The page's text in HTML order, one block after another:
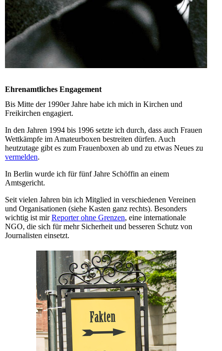
Ehrenamtliches Engagement
Bis Mitte der 1990er Jahre habe ich mich in Kirchen und
Freikirchen engagiert.
In den Jahren 1994 bis 1996 setzte ich durch, dass auch Frauen
Wettkämpfe im Amateurboxen bestreiten dürfen. Auch
heutzutage gibt es zum Frauenboxen ab und zu etwas Neues zu
vermelden.
In Berlin wurde ich für fünf Jahre Schöffin an einem
Amtsgericht.
Seit vielen Jahren bin ich Mitglied in verschiedenen Vereinen
und Organisationen (siehe Kasten ganz rechts). Besonders
wichtig ist mirReporter ohne Grenzen, eine internationale
NGO, die sich für mehr Sicherheit und besseren Schutz von
Journalisten einsetzt.